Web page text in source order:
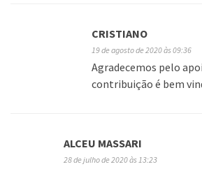
CRISTIANO
19 de agosto de 2020 às 09:36
Agradecemos pelo
contribuição é bem
ALCEU MASSARI
28 de julho de 2020 às 13:23